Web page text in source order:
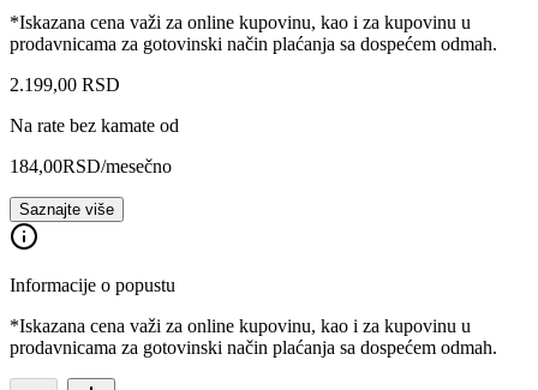
*Iskazana cena važi za online kupovinu, kao i za kupovinu u
prodavnicama za gotovinski način plaćanja sa dospećem odmah.
2.199,00 RSD
Na rate bez kamate od
184,00RSD/mesečno
Saznajte više
Informacije o popustu
*Iskazana cena važi za online kupovinu, kao i za kupovinu u
prodavnicama za gotovinski način plaćanja sa dospećem odmah.